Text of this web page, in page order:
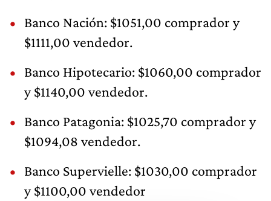
Banco Nación: $1051,00 comprador y
$1111,00 vendedor.
Banco Hipotecario: $1060,00 comprador
y $1140,00 vendedor.
Banco Patagonia: $1025,70 comprador y
$1094,08 vendedor.
Banco Supervielle: $1030,00 comprador
y $1100,00 vendedor